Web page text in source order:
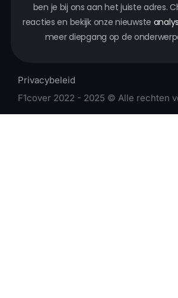
ben je bij ons aan het juiste adres.
reacties en bekijk onze nieuwste
meer diepgang op de
Privacybeleid
F1cover 2022 - 2025 © Alle rechten